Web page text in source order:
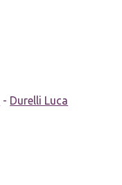
- Durelli Luca